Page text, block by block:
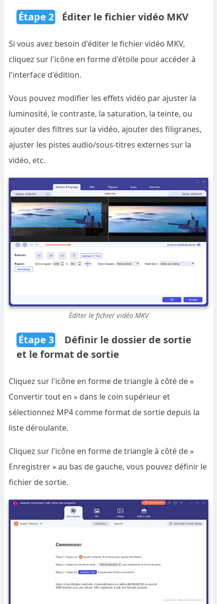
Étape 2 Éditer le fichier vidéo MKV
Si vous avez besoin d'éditer le fichier vidéo MKV,
cliquez sur l'icône en forme d'étoile pour accéder à
l'interface d'édition.
Vous pouvez modifier les effets vidéo par ajuster la
luminosité, le contraste, la saturation, la teinte, ou
ajouter des filtres sur la vidéo, ajouter des filigranes,
ajuster les pistes audio/sous-titres externes sur la
vidéo, etc.
Éditer le fichier vidéo MKV
Étape 3
Définir le dossier de sortie
et le format de sortie
Cliquez sur l'icône en forme de triangle à côté de «
Convertir tout en » dans le coin supérieur et
sélectionnez MP4 comme format de sortie depuis la
liste déroulante.
Cliquez sur l'icône en forme de triangle à côté de «
Enregistrer » au bas de gauche, vous pouvez définir le
fichier de sortie.